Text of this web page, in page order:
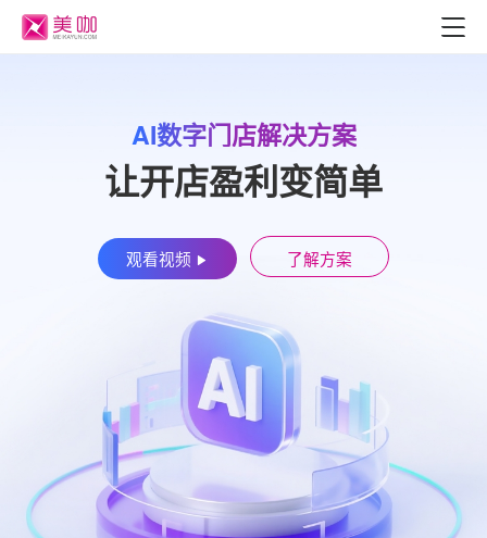
AI数字门店解决方案
让开店盈利变简单
观看视频 了解方案